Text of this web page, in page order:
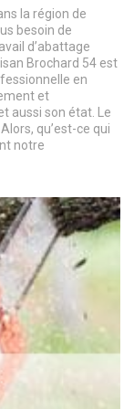
la région de
besoin de
d’abattage
Brochard 54 est
en
et
aussi son état. Le
qu’est-ce qui
notre